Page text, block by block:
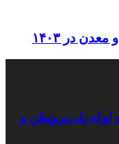
پلی‌پروپیلن و